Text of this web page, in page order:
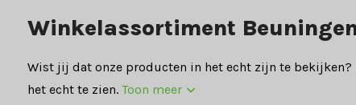
Winkelassortiment
Wist jij dat onze producten in het echt zijn te
het echt te zien. Toon meer